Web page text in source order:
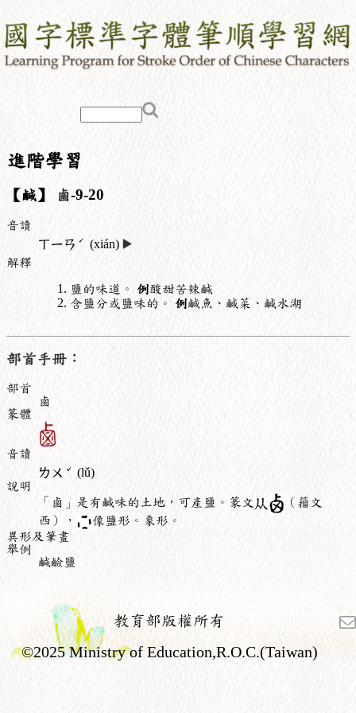
進階學習
【鹹】 鹵-9-20
音讀
ㄒㄧㄢ ˊ (xián) ▶️
解釋
鹽的味道。 例酸甜苦辣鹹
含鹽分或鹽味的。 例鹹魚、鹹菜、鹹水湖
部首手冊：
部首
鹵
篆體
音讀
ㄌㄨ ˇ (lǔ)
說明
「鹵」是有鹹味的土地，可產鹽。篆文
（籀文
西），
像鹽形。象形。
異形及筆畫
舉例
鹹鹼鹽
教育部版權所有
©2025 Ministry of Education,R.O.C.(Taiwan)